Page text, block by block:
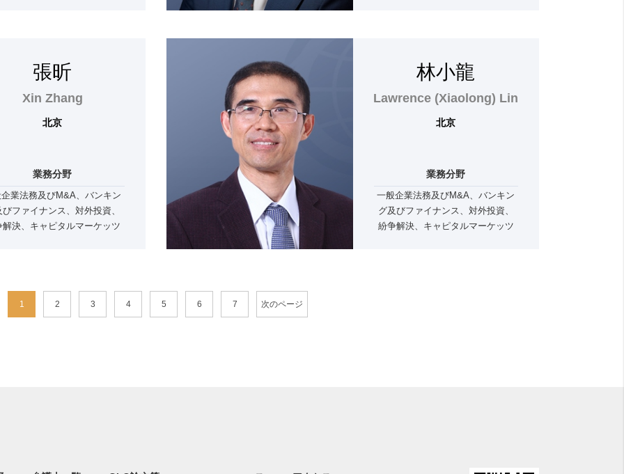
張昕
Xin Zhang
北京
業務分野
業法務及びM&A、バンキン
びファイナンス、対外投資、
解決、キャピタルマーケッツ
林小龍
Lawrence (Xiaolong) Lin
北京
業務分野
一般企業法務及びM&A、バンキン
グ及びファイナンス、対外投資、
紛争解決、キャピタルマーケッツ
1 2 3 4 5 6 7 次のページ